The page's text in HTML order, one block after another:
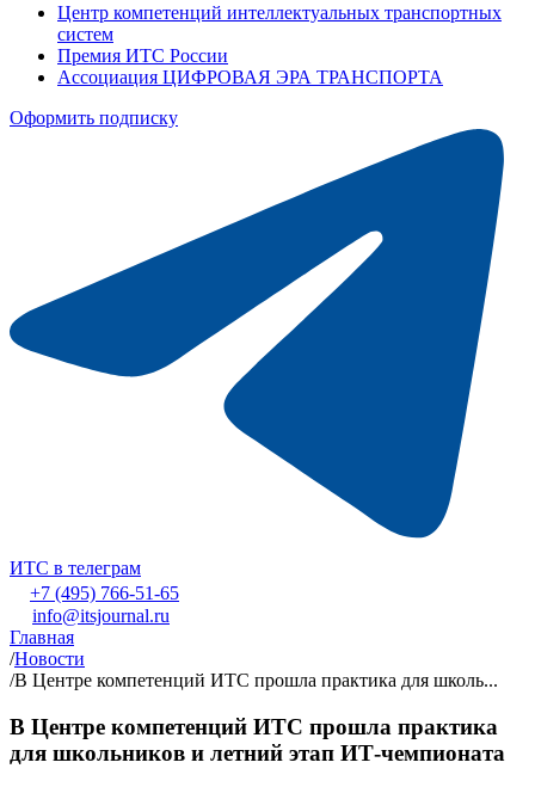
Центр компетенций интеллектуальных транспортных
систем
Премия ИТС России
Ассоциация ЦИФРОВАЯ ЭРА ТРАНСПОРТА
Оформить подписку
ИТС в телеграм
+7 (495) 766-51-65
info@itsjournal.ru
Главная
/Новости
/В Центре компетенций ИТС прошла практика для школь...
В Центре компетенций ИТС прошла практика
для школьников и летний этап ИТ-чемпионата